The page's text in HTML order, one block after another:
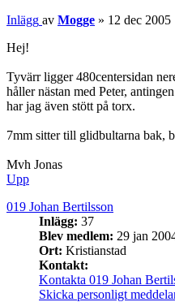
Inlägg av Mogge » 12 dec 2005
Hej!
Tyvärr ligger 480centersidan
håller nästan med Peter,
har jag även stött på torx.
7mm sitter till glidbultarna bak,
Mvh Jonas
Upp
019 Johan Bertilsson
Inlägg: 37
Blev medlem: 29 jan
Ort: Kristianstad
Kontakt:
Kontakta 019 Johan
Skicka personligt